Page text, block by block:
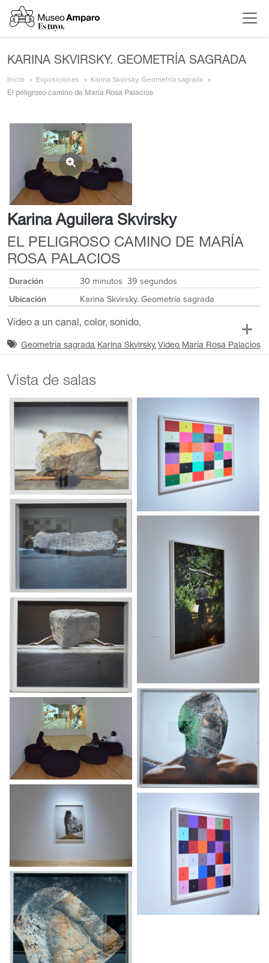
KARINA SKVIRSKY. GEOMETRÍA SAGRADA
Inicio Exposiciones Karina Skvirsky. Geometría sagrada
El peligroso camino de María Rosa Palacios
Karina Aguilera Skvirsky
EL PELIGROSO CAMINO DE MARÍA
ROSA PALACIOS
Duración
30 minutos 39 segundos
Ubicación
Karina Skvirsky. Geometría sagrada
Video a un canal, color, sonido.
Geometría sagrada Karina Skvirsky Video María Rosa Palacios
Vista de salas